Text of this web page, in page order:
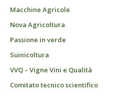
Macchine Agricole
Nova Agricoltura
Passione in verde
Suinicoltura
VVQ – Vigne Vini e Qualità
Comitato tecnico scientifico